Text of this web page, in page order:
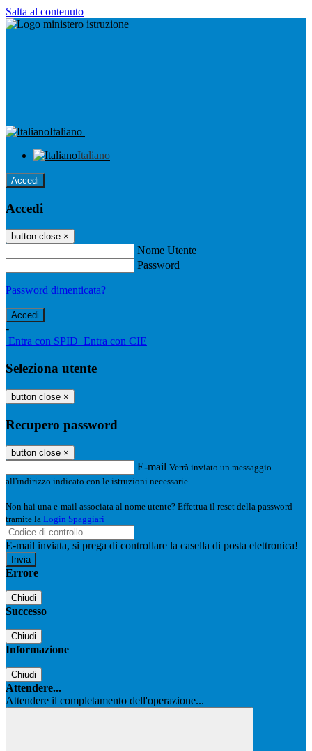
Salta al contenuto
Italiano
Italiano
Accedi
Accedi
button close ×
Nome Utente
Password
Password dimenticata?
-
Entra con SPID Entra con CIE
Seleziona utente
button close ×
Recupero password
button close ×
E-mail Verrà inviato un messaggio
all'indirizzo indicato con le istruzioni necessarie.
Non hai una e-mail associata al nome utente? Effettua il reset della password
tramite la Login Spaggiari
E-mail inviata, si prega di controllare la casella di posta elettronica!
Errore
Chiudi
Successo
Chiudi
Informazione
Chiudi
Attendere...
Attendere il completamento dell'operazione...